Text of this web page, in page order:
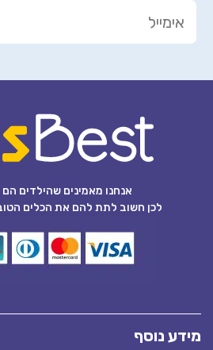
אנחנו מאמינים שהילדים
לכן חשוב לתת להם את הכלים
מידע נוסף